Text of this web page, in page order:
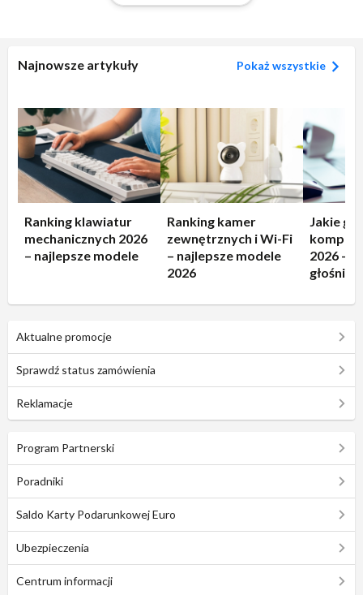
Najnowsze artykuły Pokaż wszystkie
Ranking klawiatur
mechanicznych 2026
– najlepsze modele
Ranking kamer
zewnętrznych i Wi-Fi
– najlepsze modele
2026
Jakie
2026 –
głośniki!
Aktualne promocje
Sprawdź status zamówienia
Reklamacje
Program Partnerski
Poradniki
Saldo Karty Podarunkowej Euro
Ubezpieczenia
Centrum informacji